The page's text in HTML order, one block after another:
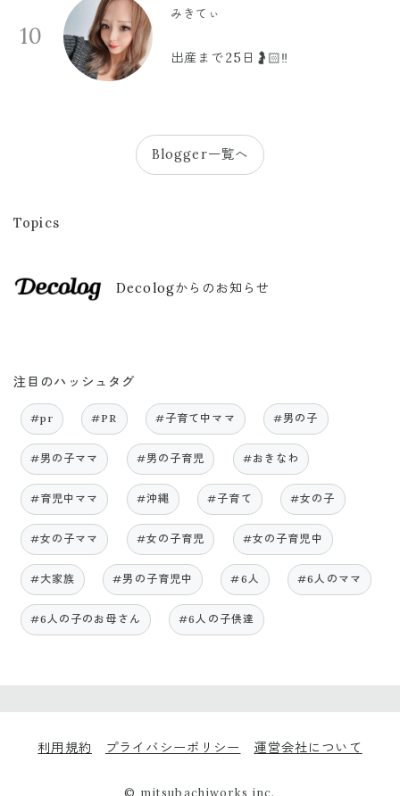
10
みきてぃ
出産まで25日🤰🏻‼️
Blogger一覧へ
Topics
Decologからのお知らせ
注目のハッシュタグ
#pr #PR #子育て中ママ #男の子
#男の子ママ #男の子育児 #おきなわ
#育児中ママ #沖縄 #子育て #女の子
#女の子ママ #女の子育児 #女の子育児中
#大家族 #男の子育児中 #6人 #6人のママ
#6人の子のお母さん #6人の子供達
利用規約 プライバシーポリシー 運営会社について
© mitsubachiworks inc.